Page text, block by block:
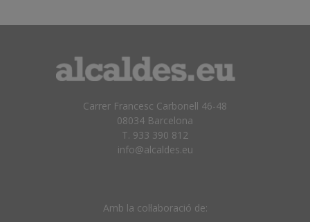
Carrer Francesc Carbonell 46-48
08034 Barcelona
T. 933 390 812
info@alcaldes.eu
Amb la col·laboració de: